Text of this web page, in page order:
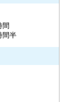
間
間半